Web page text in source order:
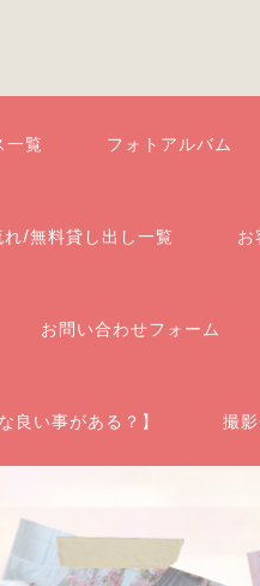
一覧 フォトアルバム
/無料貸し出し一覧
お問い合わせフォーム
良い事がある？】 撮